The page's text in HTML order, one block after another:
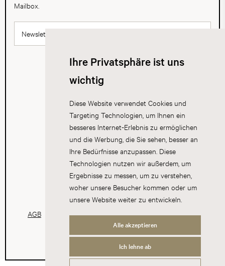
Ihre Privatsphäre ist uns
wichtig
Diese Website verwendet Cookies und
Targeting Technologien, um Ihnen ein
besseres Internet-Erlebnis zu ermöglichen
und die Werbung, die Sie sehen, besser an
Ihre Bedürfnisse anzupassen. Diese
Technologien nutzen wir außerdem, um
Ergebnisse zu messen, um zu verstehen,
woher unsere Besucher kommen oder um
unsere Website weiter zu entwickeln.
Alle akzeptieren
Ich lehne ab
Mailbox.
Newsletter abonnieren
AGB Datenschutz Impressum Cookies